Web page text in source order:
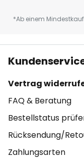
*Ab einem
Vertrag
FAQ & Beratung
Bestellstatus
Rücksendung/
Zahlungsarten